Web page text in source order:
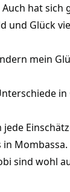
hat sich
und Glück
mein
in
sind wohl